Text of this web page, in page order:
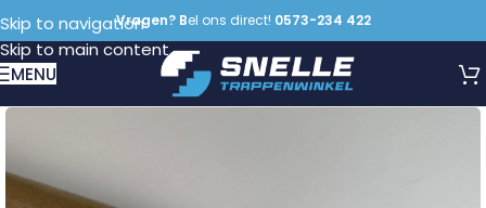
Skip to navigation
Skip to main content
Vragen? Bel ons direct! 0573-234 422
MENU